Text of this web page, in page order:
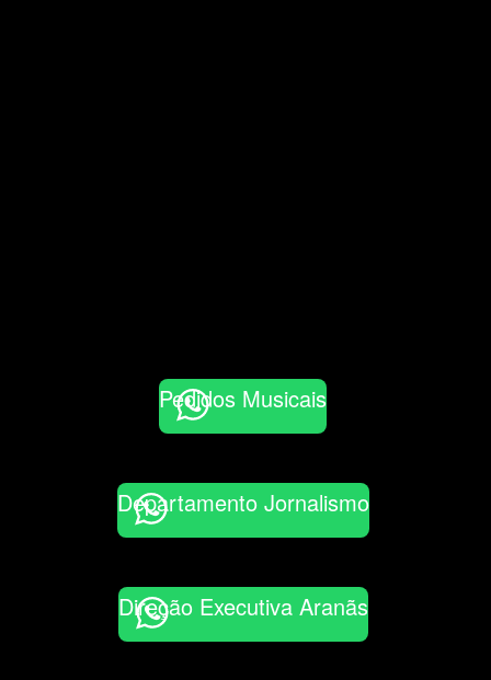
Pedidos Musicais
Departamento Jornalismo
Direção Executiva Aranãs